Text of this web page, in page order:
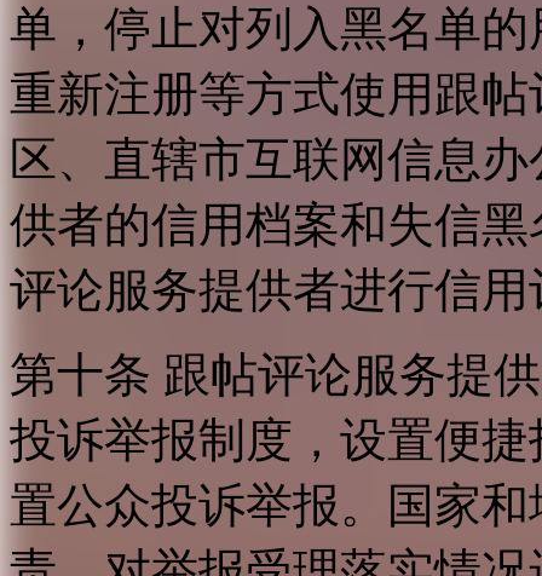
单，停止对列入黑名单
重新注册等方式使用跟
区、直辖市互联网信息
供者的信用档案和失信
评论服务提供者进行信用
第十条 跟帖评论服务提
投诉举报制度，设置便
置公众投诉举报。国家